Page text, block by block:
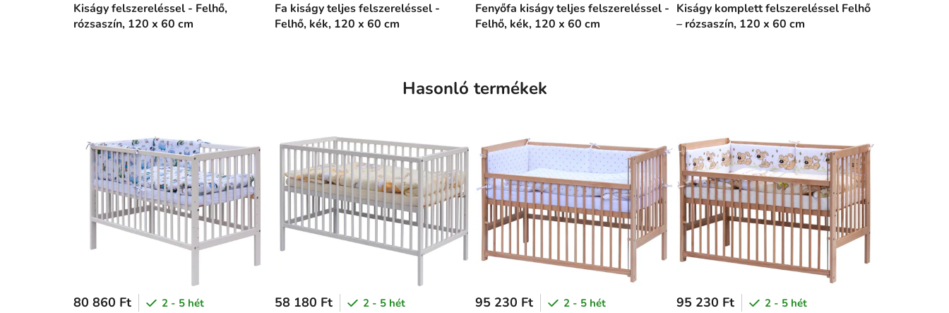
Kiságy felszereléssel - Felhő,
rózsaszín, 120 x 60 cm
Fa kiságy teljes felszereléssel -
Felhő, kék, 120 x 60 cm
Fenyőfa kiságy teljes felszereléssel -
Felhő, kék, 120 x 60 cm
Kiságy komplett felszereléssel Felhő
– rózsaszín, 120 x 60 cm
Hasonló termékek
80 860 Ft 2 - 5 hét 58 180 Ft 2 - 5 hét 95 230 Ft 2 - 5 hét 95 230 Ft 2 - 5 hét